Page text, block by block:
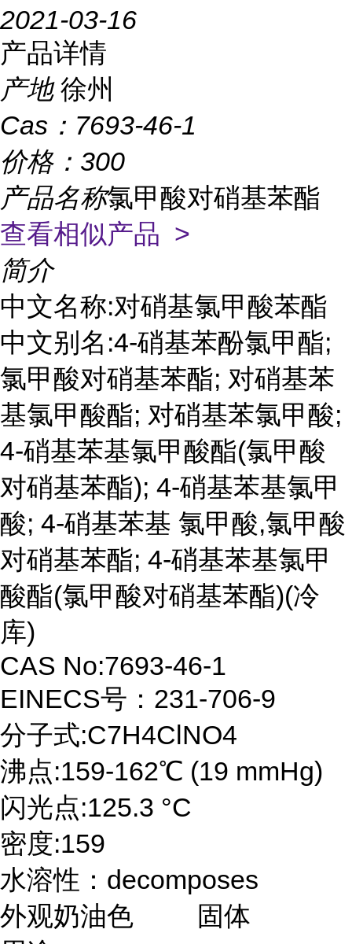
2021-03-16
产品详情
产地 徐州
Cas： 7693-46-1
价格： 300
产品名称氯甲酸对硝基苯酯
查看相似产品 >
简介
中文名称:对硝基氯甲酸苯酯
中文别名:4-硝基苯酚氯甲酯;
氯甲酸对硝基苯酯; 对硝基苯
基氯甲酸酯; 对硝基苯氯甲酸;
4-硝基苯基氯甲酸酯(氯甲酸
对硝基苯酯); 4-硝基苯基氯甲
酸; 4-硝基苯基 氯甲酸,氯甲酸
对硝基苯酯; 4-硝基苯基氯甲
酸酯(氯甲酸对硝基苯酯)(冷
库)
CAS No:7693-46-1
EINECS号：231-706-9
分子式:C7H4ClNO4
沸点:159-162℃ (19 mmHg)
闪光点:125.3 °C
密度:159
水溶性：decomposes
外观奶油色 固体